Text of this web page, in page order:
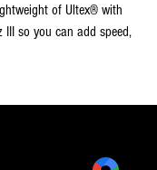
of Ultex® with
so you can add speed,